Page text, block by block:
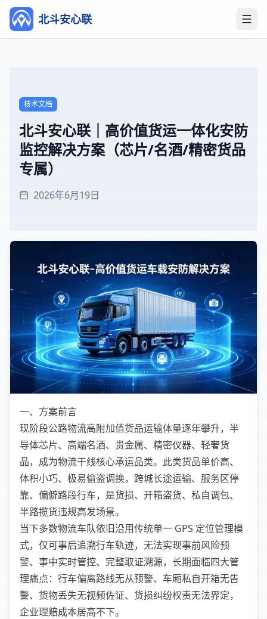
北斗安心联
技术文档
北斗安心联｜高价值货运一体化安防
监控解决方案（芯片/名酒/精密货品
专属）
2026年6月19日
一、方案前言
现阶段公路物流高附加值货品运输体量逐年攀升，半
导体芯片、高端名酒、贵金属、精密仪器、轻奢货
品，成为物流干线核心承运品类。此类货品单价高、
体积小巧、极易偷盗调换，跨城长途运输、服务区停
靠、偏僻路段行车，是货损、开箱盗货、私自调包、
半路揽货违规高发场景。
当下多数物流车队依旧沿用传统单一 GPS 定位管理模
式，仅可事后追溯行车轨迹，无法实现事前风险预
警、事中实时管控、完整取证溯源，长期面临四大管
理痛点：行车偏离路线无从预警、车厢私自开箱无告
警、货物丢失无视频佐证、货损纠纷权责无法界定，
企业理赔成本居高不下。